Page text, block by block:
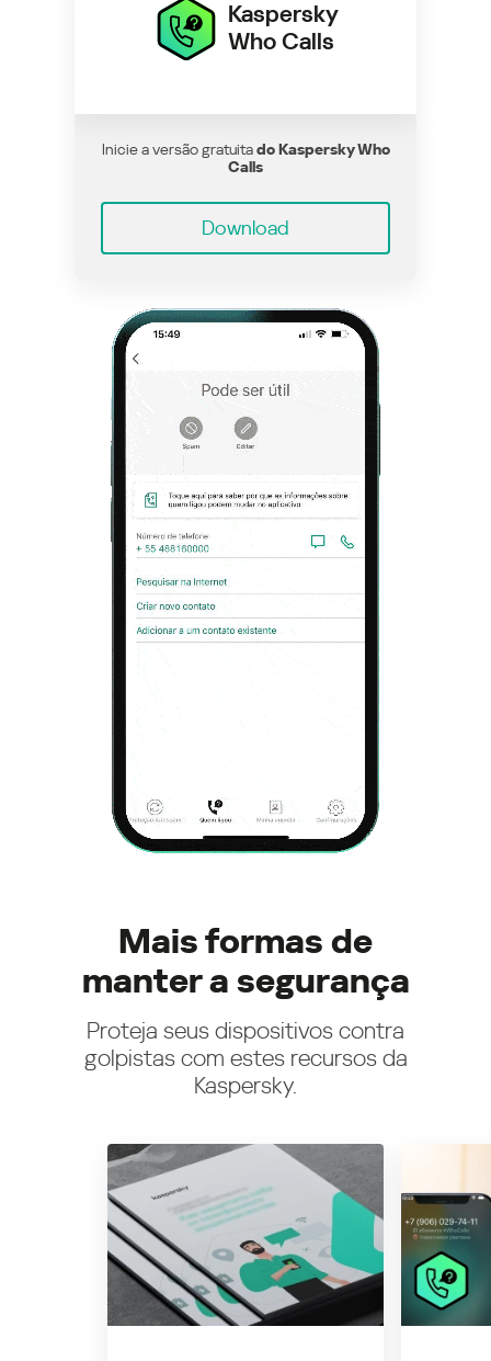
Kaspersky
Who Calls
Inicie a versão gratuitado Kaspersky Who
Calls
Download
Mais formas de
manter a segurança
Proteja seus dispositivos contra
golpistas com estes recursos da
Kaspersky.